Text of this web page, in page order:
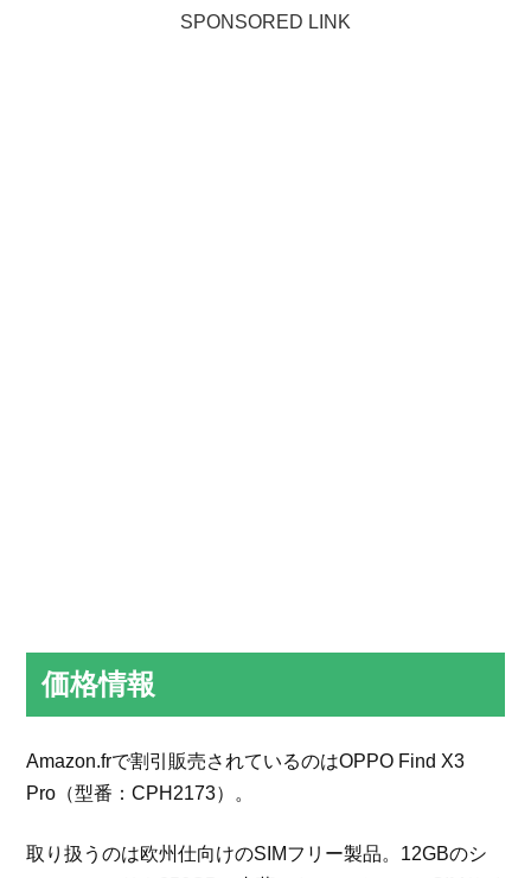
SPONSORED LINK
価格情報
Amazon.frで割引販売されているのはOPPO Find X3
Pro（型番：CPH2173）。
取り扱うのは欧州仕向けのSIMフリー製品。12GBのシ